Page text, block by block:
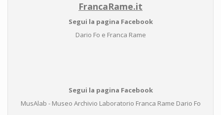
FrancaRame.it
Segui la pagina Facebook
Dario Fo e Franca Rame
Segui la pagina Facebook
MusAlab - Museo Archivio Laboratorio Franca Rame Dario Fo